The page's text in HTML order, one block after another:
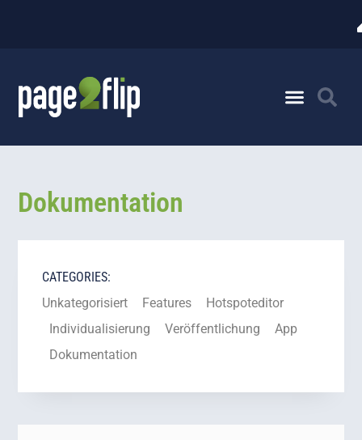
Dokumentation
CATEGORIES:
Unkategorisiert
Features
Hotspoteditor
Individualisierung
Veröffentlichung
App
Dokumentation